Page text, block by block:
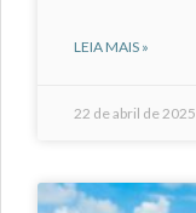
LEIA MAIS »
22 de abril de 2025